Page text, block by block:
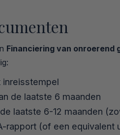
Financiering van onroerend
inreisstempel
de laatste 6 maanden
laatste 6-12 maanden
rapport (of een equivalent